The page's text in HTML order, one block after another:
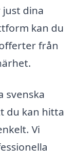
dina
kan du
från
svenska
du kan hitta
Vi